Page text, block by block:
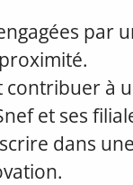
par
contribuer à
et ses
dans